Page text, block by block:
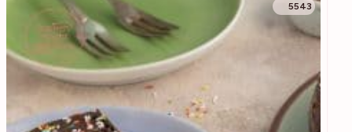
5543